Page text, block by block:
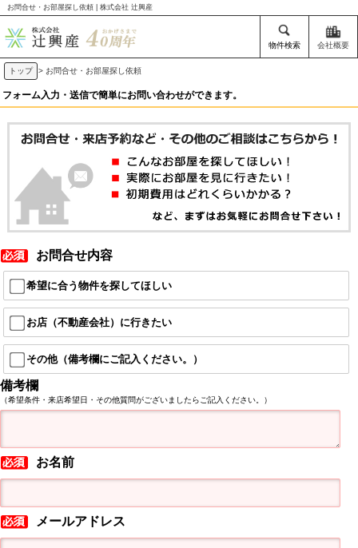
お問合せ・お部屋探し依頼 | 株式会社 辻興産
物件検索 会社概要
トップ > お問合せ・お部屋探し依頼
フォーム入力・送信で簡単にお問い合わせができます。
お問合せ内容
希望に合う物件を探してほしい
お店（不動産会社）に行きたい
その他（備考欄にご記入ください。）
備考欄
（希望条件・来店希望日・その他質問がございましたらご記入ください。）
お名前
メールアドレス